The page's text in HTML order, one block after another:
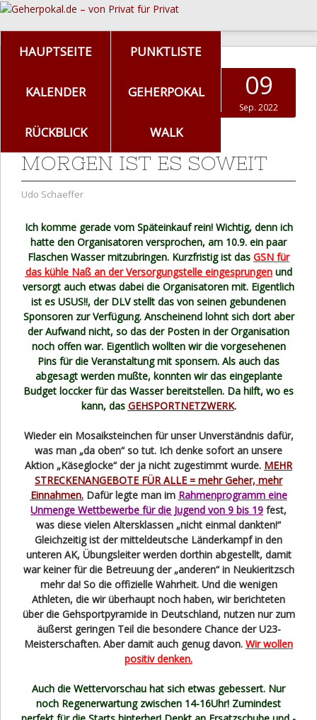
HAUPTSEITE PUNKTLISTE
KALENDER GEHERPOKAL
RÜCKBLICK WALK
09
Sep. 2022
MORGEN IST ES SOWEIT
Udo Schaeffer
Ich komme gerade vom Späteinkauf rein! Wichtig, denn ich
hatte den Organisatoren versprochen, am 10.9. ein paar
Flaschen Wasser mitzubringen. Kurzfristig ist das GSN für
das kühle Naß an der Versorgungstelle eingesprungenund
versorgt auch etwas dabei die Organisatoren mit. Eigentlich
ist es USUS!!, der DLV stellt das von seinen gebundenen
Sponsoren zur Verfügung. Anscheinend lohnt sich dort aber
der Aufwand nicht, so das der Posten in der Organisation
noch offen war. Eigentlich wollten wir die vorgesehenen
Pins für die Veranstaltung mit sponsern. Als auch das
abgesagt werden mußte, konnten wir das eingeplante
Budget loccker für das Wasser bereitstellen. Da hilft, wo es
kann, das GEHSPORTNETZWERK.
Wieder ein Mosaiksteinchen für unser Unverständnis dafür,
was man „da oben“ so tut. Ich denke sofort an unsere
Aktion „Käseglocke“ der ja nicht zugestimmt wurde. MEHR
STRECKENANGEBOTE FÜR ALLE = mehr Geher, mehr
Einnahmen.Dafür legte man im Rahmenprogramm eine
Unmenge Wettbewerbe für die Jugend von 9 bis 19 fest,
was diese vielen Altersklassen „nicht einmal dankten!“
Gleichzeitig ist der mitteldeutsche Länderkampf in den
unteren AK, Übungsleiter werden dorthin abgestellt, damit
war keiner für die Betreuung der „anderen“ in Neukieritzsch
mehr da! So die offizielle Wahrheit. Und die wenigen
Athleten, die wir überhaupt noch haben, wir berichteten
über die Gehsportpyramide in Deutschland, nutzen nur zum
äußerst geringen Teil die besondere Chance der U23-
Meisterschaften. Aber damit auch genug davon. Wir wollen
positiv denken.
Auch die Wettervorschau hat sich etwas gebessert. Nur
noch Regenerwartung zwischen 14-16Uhr! Zumindest